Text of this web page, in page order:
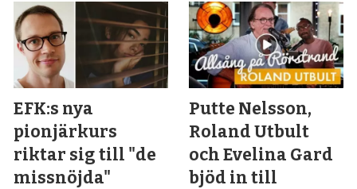
EFK:s nya
pionjärkurs
riktar sig till "de
missnöjda"
Putte Nelsson,
Roland Utbult
och Evelina Gard
bjöd in till